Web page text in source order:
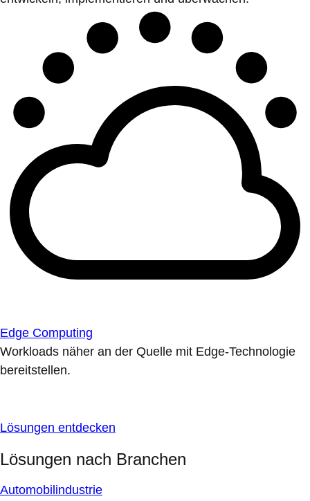
Edge Computing
Workloads näher an der Quelle mit Edge-Technologie
bereitstellen.
Lösungen entdecken
Lösungen nach Branchen
Automobilindustrie